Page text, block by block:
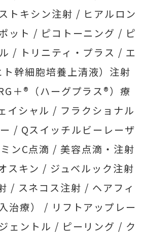
トキシン注射 / ヒアルロン
ット / ピコトーニング / ピ
/ トリニティ・プラス / エ
ト幹細胞培養上清液）注射
＋®（ハーグプラス®）療
イシャル / フラクショナル
/ Qスイッチルビーレーザ
ンC点滴 / 美容点滴・注射
スキン / ジュベルック注射
/ スネコス注射 / ヘアフィ
治療） / リフトアップレー
ェントル / ピーリング / ク